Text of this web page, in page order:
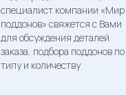
специалист компании «Мир
поддонов» свяжется с Вами
для обсуждения деталей
заказа, подбора поддонов по
типу и количеству